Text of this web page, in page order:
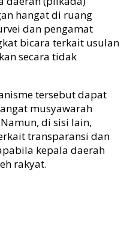
hangat di ruang
dan pengamat
bicara terkait usulan
secara tidak
tersebut dapat
musyawarah
di sisi lain,
transparansi dan
kepala daerah
rakyat.